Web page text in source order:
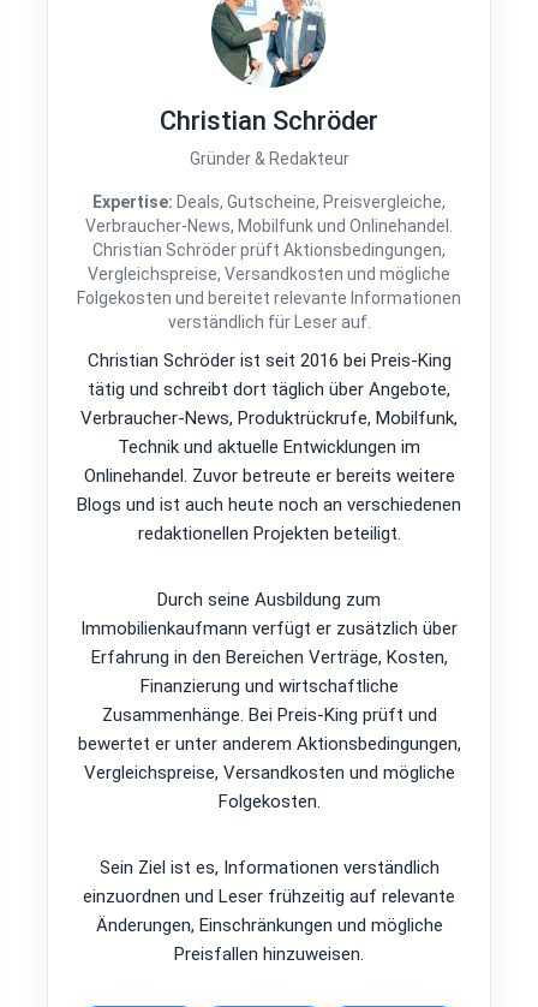
Christian Schröder
Gründer & Redakteur
Expertise: Deals, Gutscheine, Preisvergleiche,
Verbraucher-News, Mobilfunk und Onlinehandel.
Christian Schröder prüft Aktionsbedingungen,
Vergleichspreise, Versandkosten und mögliche
Folgekosten und bereitet relevante Informationen
verständlich für Leser auf.
Christian Schröder ist seit 2016 bei Preis-King
tätig und schreibt dort täglich über Angebote,
Verbraucher-News, Produktrückrufe, Mobilfunk,
Technik und aktuelle Entwicklungen im
Onlinehandel. Zuvor betreute er bereits weitere
Blogs und ist auch heute noch an verschiedenen
redaktionellen Projekten beteiligt.
Durch seine Ausbildung zum
Immobilienkaufmann verfügt er zusätzlich über
Erfahrung in den Bereichen Verträge, Kosten,
Finanzierung und wirtschaftliche
Zusammenhänge. Bei Preis-King prüft und
bewertet er unter anderem Aktionsbedingungen,
Vergleichspreise, Versandkosten und mögliche
Folgekosten.
Sein Ziel ist es, Informationen verständlich
einzuordnen und Leser frühzeitig auf relevante
Änderungen, Einschränkungen und mögliche
Preisfallen hinzuweisen.